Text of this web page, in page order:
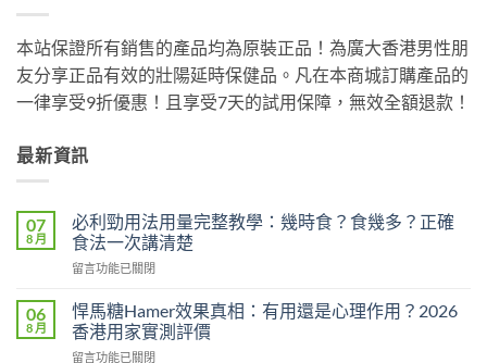
本站保證所有銷售的產品均為原裝正品！為廣大香港男性朋
友分享正品有效的壯陽延時保健品。凡在本商城訂購產品的
一律享受9折優惠！且享受7天的試用保障，無效全額退款！
最新資訊
07
8 月
必利勁用法用量完整教學：幾時食？食幾多？正確
食法一次講清楚
在
利
勁
用
法
留言功能已關閉
06
8 月
悍馬糖Hamer效果真相：有用還是心理作用？2026
香港用家實測評價
在
留言功能已關閉